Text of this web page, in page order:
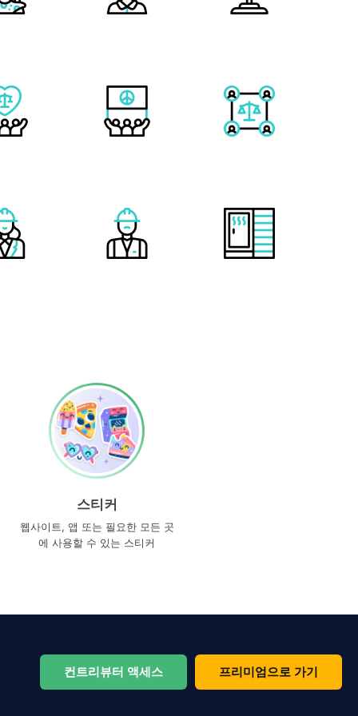
스티커
웹사이트, 앱 또는 필요한 모든 곳
에 사용할 수 있는 스티커
컨트리뷰터 액세스 프리미엄으로 가기